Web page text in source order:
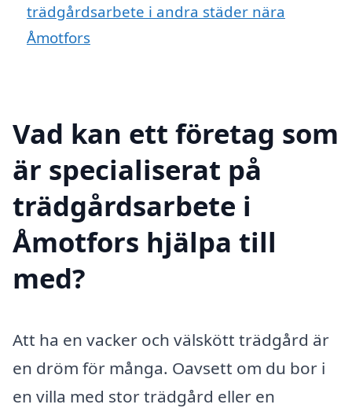
trädgårdsarbete i andra städer nära
Åmotfors
Vad kan ett företag som
är specialiserat på
trädgårdsarbete i
Åmotfors hjälpa till
med?
Att ha en vacker och välskött trädgård är
en dröm för många. Oavsett om du bor i
en villa med stor trädgård eller en